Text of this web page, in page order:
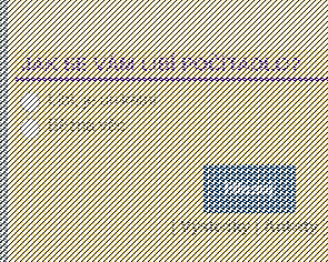
JAK SE VÁM LIBÍ POČÍTADLO?
Líbí, je unikátní
Běžná věc
[Výsledky|Ankety]